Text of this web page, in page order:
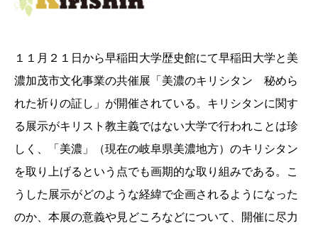
１１月２１日から早稲田大学歴史館にて早稲田大学と美
濃加茂市文化事業の共催展「美濃のキリシタン 秘めら
れた祈りの証し」が開催されている。キリシタンに関す
る展示がキリスト教主義ではない大学で行われことは珍
しく、「美濃」（現在の岐阜県美濃地方）のキリシタン
を取り上げるという点でも画期的な取り組みである。こ
うした展示がどのような経緯で企画されるようになった
のか、本展の意義や見どころなどについて、開催に尽力